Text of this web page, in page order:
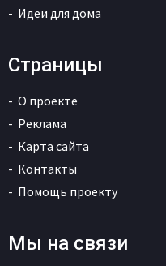
Идеи для дома
Страницы
О проекте
Реклама
Карта сайта
Контакты
Помощь проекту
Мы на связи